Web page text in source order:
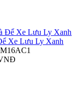
Xe Lưu Ly Xanh